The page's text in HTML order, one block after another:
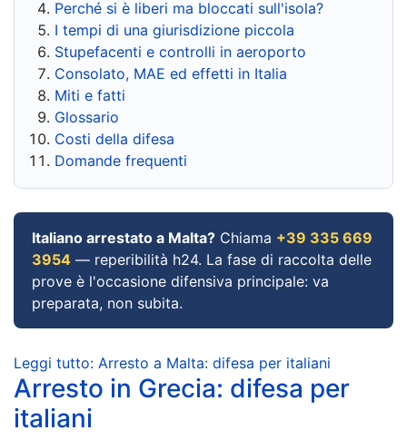
Perché si è liberi ma bloccati sull'isola?
I tempi di una giurisdizione piccola
Stupefacenti e controlli in aeroporto
Consolato, MAE ed effetti in Italia
Miti e fatti
Glossario
Costi della difesa
Domande frequenti
Italiano arrestato a Malta? Chiama +39 335 669
3954 — reperibilità h24. La fase di raccolta delle
prove è l'occasione difensiva principale: va
preparata, non subita.
Leggi tutto: Arresto a Malta: difesa per italiani
Arresto in Grecia: difesa per
italiani